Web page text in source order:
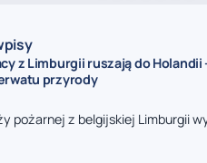
z Limburgii ruszają do Holandii
przyrody
pożarnej z belgijskiej Limburgii